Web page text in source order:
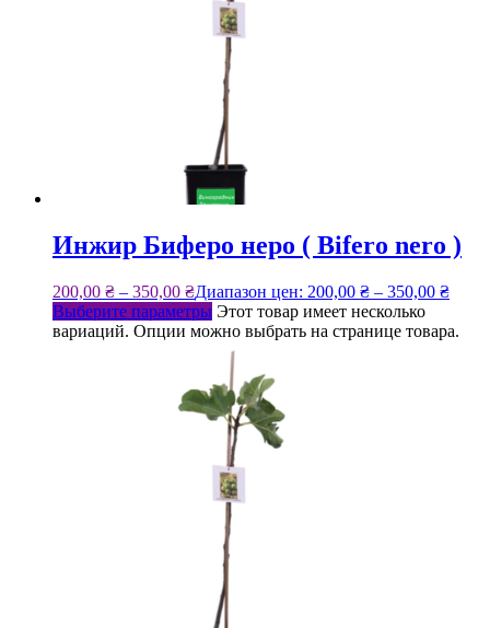
Инжир Биферо неро ( Bifero nero )
200,00 ₴ – 350,00 ₴Диапазон цен: 200,00 ₴ – 350,00 ₴
Выберите параметры Этот товар имеет несколько
вариаций. Опции можно выбрать на странице товара.